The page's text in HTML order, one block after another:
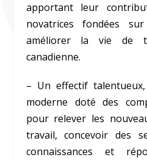
apportant leur
novatrices fondées
améliorer la vie de
canadienne.
– Un effectif
moderne doté des
pour relever les
travail, concevoir des
connaissances et